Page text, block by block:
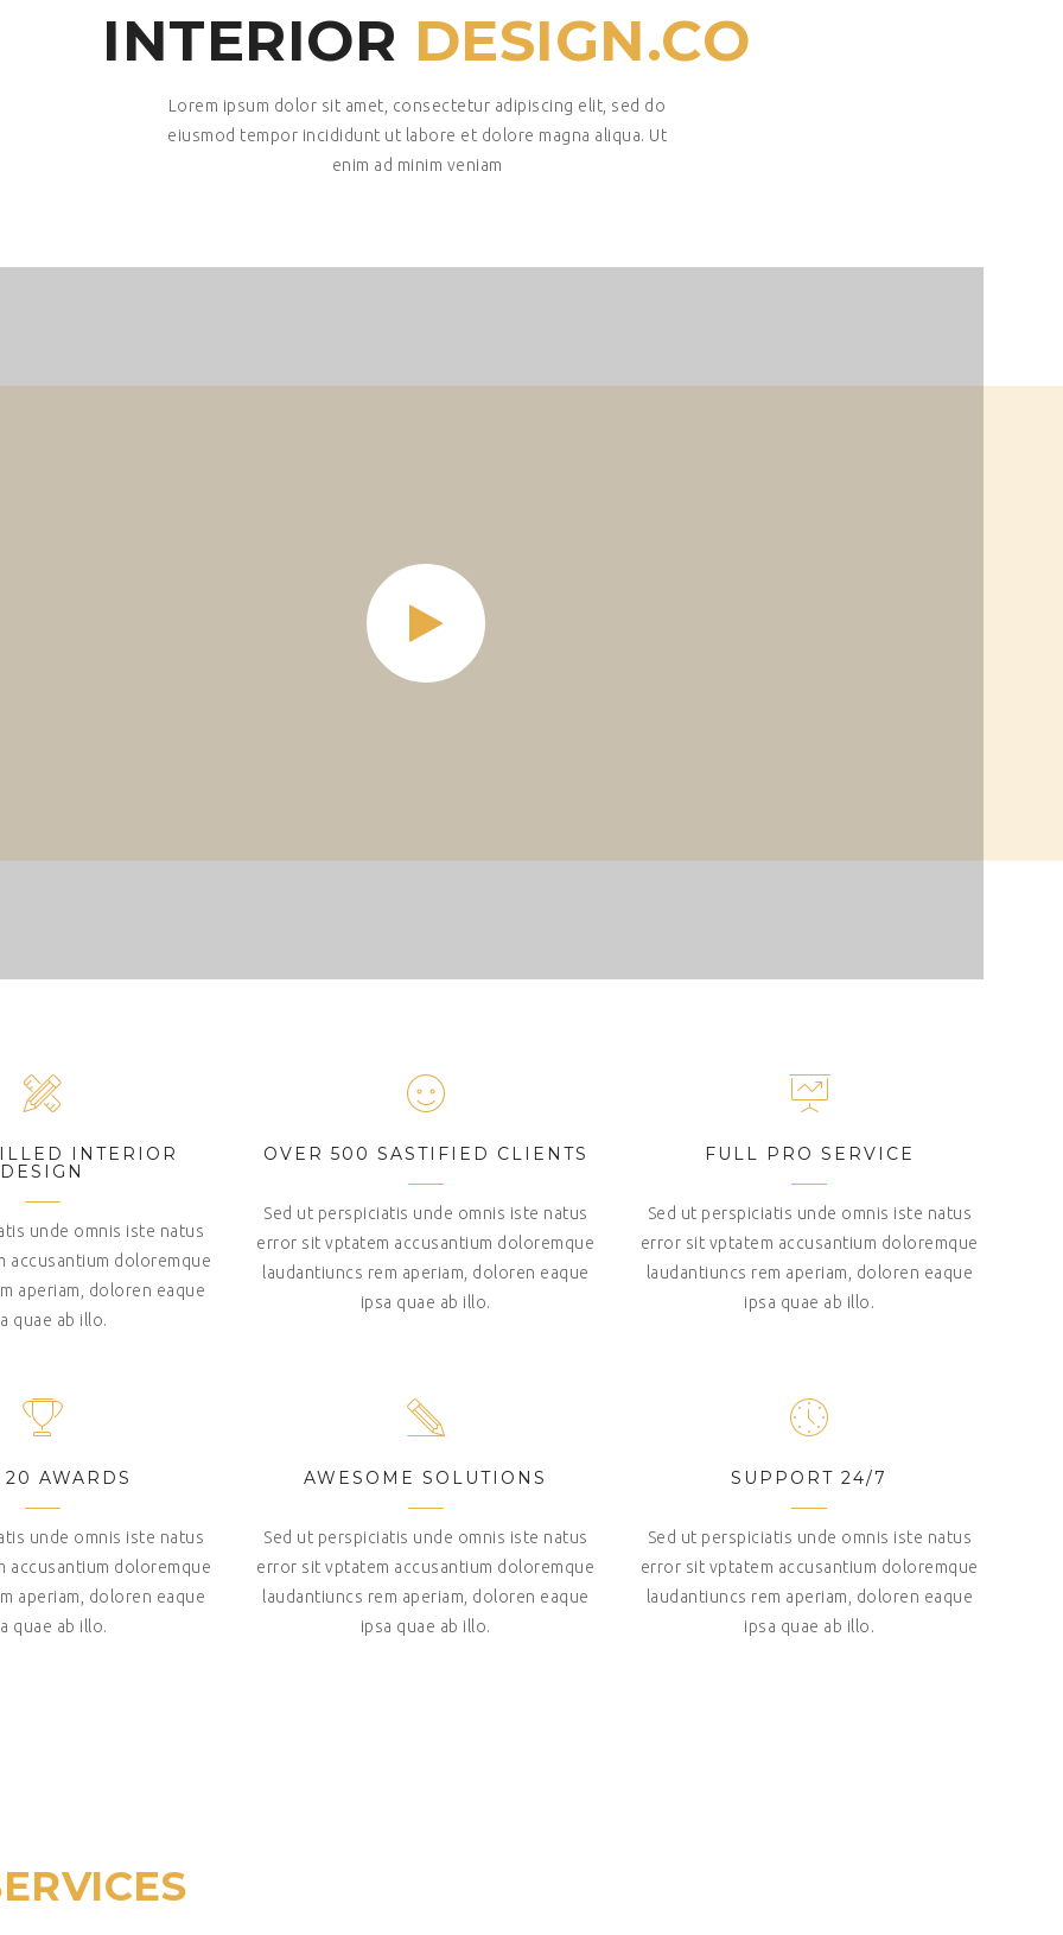
INTERIOR DESIGN.CO
Lorem ipsum dolor sit amet, consectetur adipiscing elit, sed do
eiusmod tempor incididunt ut labore et dolore magna aliqua. Ut
enim ad minim veniam
INTERIOR
DESIGN
unde omnis iste natus
accusantium doloremque
aperiam, doloren eaque
quae ab illo.
OVER 500 SASTIFIED CLIENTS
Sed ut perspiciatis unde omnis iste natus
error sit vptatem accusantium doloremque
laudantiuncs rem aperiam, doloren eaque
ipsa quae ab illo.
FULL PRO SERVICE
Sed ut perspiciatis unde omnis iste natus
error sit vptatem accusantium doloremque
laudantiuncs rem aperiam, doloren eaque
ipsa quae ab illo.
AWARDS
unde omnis iste natus
accusantium doloremque
aperiam, doloren eaque
quae ab illo.
AWESOME SOLUTIONS
Sed ut perspiciatis unde omnis iste natus
error sit vptatem accusantium doloremque
laudantiuncs rem aperiam, doloren eaque
ipsa quae ab illo.
SUPPORT 24/7
Sed ut perspiciatis unde omnis iste natus
error sit vptatem accusantium doloremque
laudantiuncs rem aperiam, doloren eaque
ipsa quae ab illo.